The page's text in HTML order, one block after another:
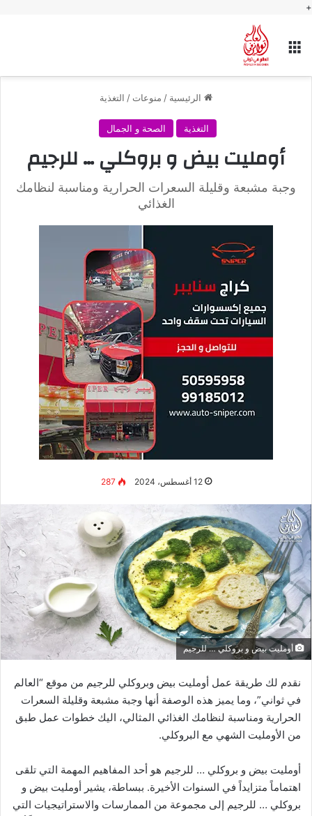
+
القائمة
الرئيسية / منوعات / التغذية
التغذية الصحة و الجمال
أومليت بيض و بروكلي … للرجيم
وجبة مشبعة وقليلة السعرات الحرارية ومناسبة لنظامك
الغذائي
12 أغسطس، 2024 287
أومليت بيض و بروكلي … للرجيم
نقدم لك طريقة عمل أومليت بيض وبروكلي للرجيم من موقع “العالم
في ثواني”، وما يميز هذه الوصفة أنها وجبة مشبعة وقليلة السعرات
الحرارية ومناسبة لنظامك الغذائي المثالي، اليك خطوات عمل طبق
من الأومليت الشهي مع البروكلي.
أومليت بيض و بروكلي … للرجيم هو أحد المفاهيم المهمة التي تلقى
اهتماماً متزايداً في السنوات الأخيرة. ببساطة، يشير أومليت بيض و
بروكلي … للرجيم إلى مجموعة من الممارسات والاستراتيجيات التي